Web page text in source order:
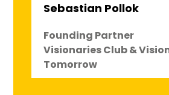
Sebastian Pollok
Founding Partner
Visionaries Club &
Tomorrow